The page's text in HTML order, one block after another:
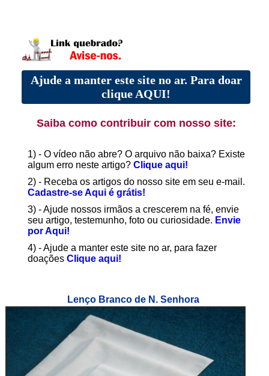
Ajude a manter este site no ar. Para doar
clique AQUI!
Saiba como contribuir com nosso site:
1) - O vídeo não abre? O arquivo não baixa? Existe
algum erro neste artigo? Clique aqui!
2) - Receba os artigos do nosso site em seu e-mail.
Cadastre-se Aqui é grátis!
3) - Ajude nossos irmãos a crescerem na fé, envie
seu artigo, testemunho, foto ou curiosidade. Envie
por Aqui!
4) - Ajude a manter este site no ar, para fazer
doações Clique aqui!
Lenço Branco de N. Senhora